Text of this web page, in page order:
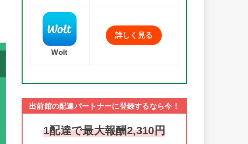
Wolt
詳しく見る
出前館の配達パートナーに登録するなら今！
1配達で最大報酬2,310円